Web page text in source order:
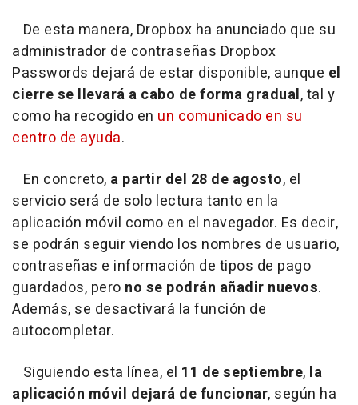
De esta manera, Dropbox ha anunciado que su
administrador de contraseñas Dropbox
Passwords dejará de estar disponible, aunque el
cierre se llevará a cabo de forma gradual, tal y
como ha recogido en un comunicado en su
centro de ayuda.
En concreto, a partir del 28 de agosto, el
servicio será de solo lectura tanto en la
aplicación móvil como en el navegador. Es decir,
se podrán seguir viendo los nombres de usuario,
contraseñas e información de tipos de pago
guardados, pero no se podrán añadir nuevos.
Además, se desactivará la función de
autocompletar.
Siguiendo esta línea, el 11 de septiembre, la
aplicación móvil dejará de funcionar, según ha